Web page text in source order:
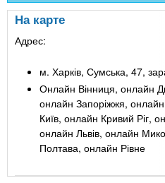
На карте
Адрес:
м. Харків, Сумська, 47,
Онлайн Вінниця, онлайн
онлайн Запоріжжя,
Київ, онлайн Кривий Ріг,
онлайн Львів, онлайн
Полтава, онлайн Рівне